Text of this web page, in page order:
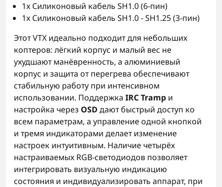
1x Силиконовый кабель SH1.0 (6-пин)
1x Силиконовый кабель SH1.0 - SH1.25 (3-пин)
Этот VTX идеально подходит для небольших
коптеров: лёгкий корпус и малый вес не
ухудшают манёвренность, а алюминиевый
корпус и защита от перегрева обеспечивают
стабильную работу при интенсивном
использовании. Поддержка IRC Tramp и
настройка через OSD дают быстрый доступ ко
всем параметрам, а управление одной кнопкой
и тремя индикаторами делает изменение
настроек интуитивным. Наличие четырёх
настраиваемых RGB‑светодиодов позволяет
интегрировать визуальную индикацию
состояния и индивидуализировать аппарат, при